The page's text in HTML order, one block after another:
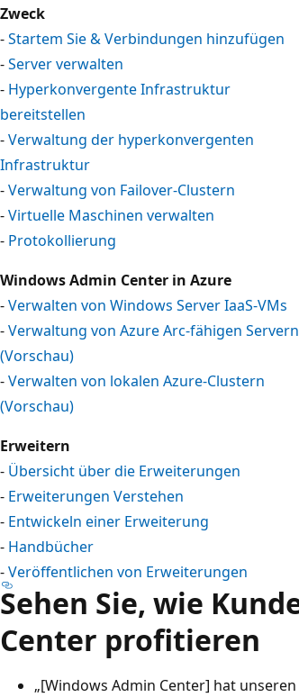
Zweck
-Startem Sie & Verbindungen hinzufügen
-Server verwalten
- Hyperkonvergente Infrastruktur
bereitstellen
-Verwaltung der hyperkonvergenten
Infrastruktur
-Verwaltung von Failover-Clustern
-Virtuelle Maschinen verwalten
- Protokollierung
Windows Admin Center in Azure
-Verwalten von Windows Server IaaS-VMs
-Verwaltung von Azure Arc-fähigen Servern
(Vorschau)
-Verwalten von lokalen Azure-Clustern
(Vorschau)
Erweitern
- Übersicht über die Erweiterungen
- Erweiterungen Verstehen
- Entwickeln einer Erweiterung
- Handbücher
-Veröffentlichen von Erweiterungen
Sehen Sie, wie
Center profitieren
„[Windows Admin Center] hat